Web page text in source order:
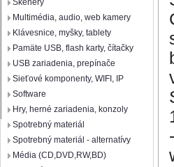
Skenery
Multimédia, audio, web kamery
Klávesnice, myšky, tablety
Pamäte USB, flash karty, čítačky
USB zariadenia, prepínače
Sieťové komponenty, WIFI, IP
Software
Hry, herné zariadenia, konzoly
Spotrebný materiál
Spotrebný materiál - alternatívy
Média (CD,DVD,RW,BD)